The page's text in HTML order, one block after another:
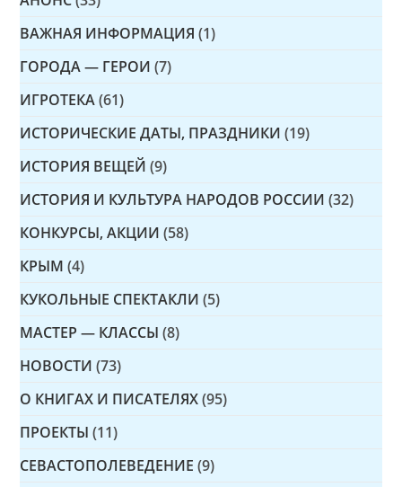
ВАЖНАЯ ИНФОРМАЦИЯ (1)
ГОРОДА — ГЕРОИ (7)
ИГРОТЕКА (61)
ИСТОРИЧЕСКИЕ ДАТЫ, ПРАЗДНИКИ (19)
ИСТОРИЯ ВЕЩЕЙ (9)
ИСТОРИЯ И КУЛЬТУРА НАРОДОВ РОССИИ (32)
КОНКУРСЫ, АКЦИИ (58)
КРЫМ (4)
КУКОЛЬНЫЕ СПЕКТАКЛИ (5)
МАСТЕР — КЛАССЫ (8)
НОВОСТИ (73)
О КНИГАХ И ПИСАТЕЛЯХ (95)
ПРОЕКТЫ (11)
СЕВАСТОПОЛЕВЕДЕНИЕ (9)